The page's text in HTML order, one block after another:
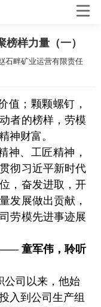
榜样力量（一）
石畔矿业运营有限责任
值；颗颗螺钉，
者的榜样，劳模
神财富。
神、工匠精神，
彻习近平新时代
，奋发进取，开
发展做出贡献，
劳模先进事迹展
童军伟， 聆听
公司以来，他始
入到公司生产组